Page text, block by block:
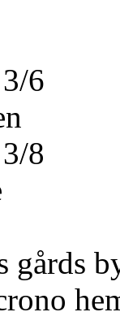
gårds